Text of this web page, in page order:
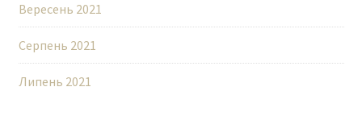
Вересень 2021
Серпень 2021
Липень 2021